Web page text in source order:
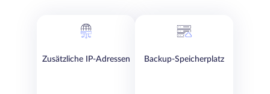
Zusätzliche IP-Adressen Backup-Speicherplatz